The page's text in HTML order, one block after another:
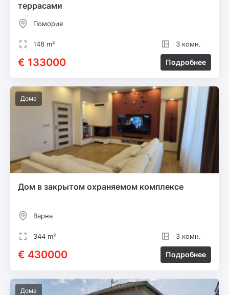
террасами
Поморие
148 m² 3 комн.
€ 133000 Подробнее
Дома
Дом в закрытом охраняемом комплексе
Варна
344 m² 3 комн.
€ 430000 Подробнее
Дома